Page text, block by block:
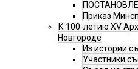
Приказ
К 100-летию XV
Новгороде
Из истории
Участники